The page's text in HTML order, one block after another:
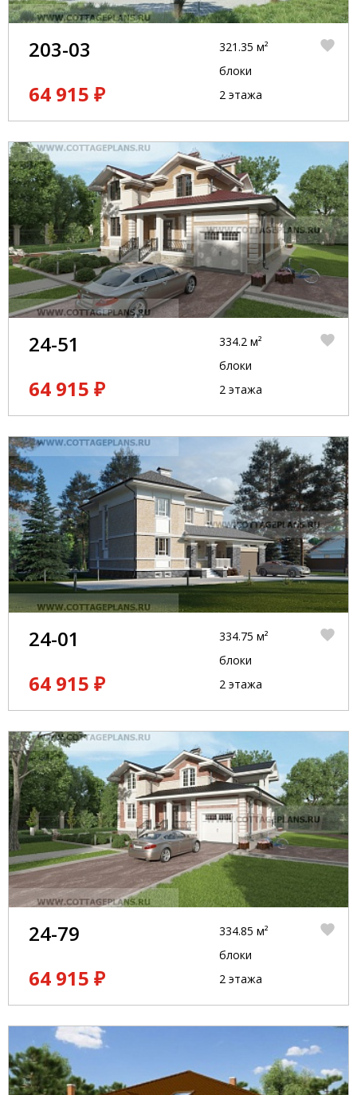
203-03
64 915 ₽
321.35 м²
блоки
2 этажа
24-51
64 915 ₽
334.2 м²
блоки
2 этажа
24-01
64 915 ₽
334.75 м²
блоки
2 этажа
24-79
64 915 ₽
334.85 м²
блоки
2 этажа